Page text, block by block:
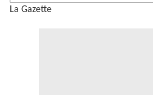
La Gazette